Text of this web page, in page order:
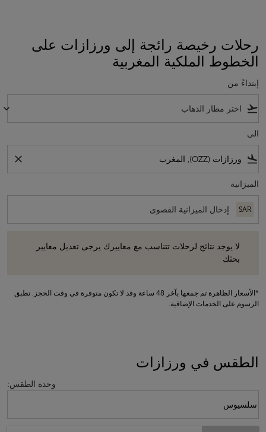
رحلات رخيصة رائجة إلى ورزازات على
الخطوط الملكية المغربية
إبتداءً من
flight_takeoff
keyboard_arrow_down
الى
flight_land
close
الميزانية
SAR
لا يوجد نتائج لرحلات تتناسب مع معاييرك يرجى تعديل معايير
بحثك
*الأسعار الظاهرة تم جمعها بآخر 48 ساعة وقد لا تكون متوفرة في وقت الحجز. تطبق
الرسوم على الخدمات الإضافية.
الطقس في ورزازات
وحدة الطقس:
سلسيوس